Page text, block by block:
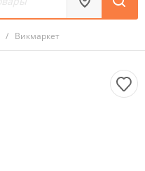
/ Викмаркет